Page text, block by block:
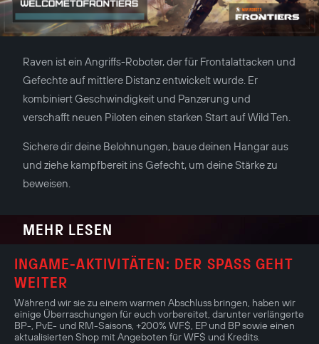
Raven ist ein Angriffs-Roboter, der für Frontalattacken und
Gefechte auf mittlere Distanz entwickelt wurde. Er
kombiniert Geschwindigkeit und Panzerung und
verschafft neuen Piloten einen starken Start auf Wild Ten.
Sichere dir deine Belohnungen, baue deinen Hangar aus
und ziehe kampfbereit ins Gefecht, um deine Stärke zu
beweisen.
MEHR LESEN
INGAME-AKTIVITÄTEN: DER SPASS GEHT W
EITER
Während wir sie zu einem warmen Abschluss bringen, haben wir
einige Überraschungen für euch vorbereitet, darunter verlängerte
BP-, PvE- und RM-Saisons, +200% WF$, EP und BP sowie einen
aktualisierten Shop mit Angeboten für WF$ und Kredits.